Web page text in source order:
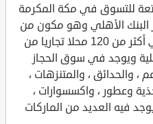
للتسوق في مكة المكرمة
الأهلي وهو مكون من
طابقين حيث يضم الطابق الثاني أكثر من 120 محلا تجاريا من
ويوجد في سوق الحجاز
، والحدائق ، والمتنزهات ،
وعطور ، واكسسوارات ،
فيه العديد من الماركات